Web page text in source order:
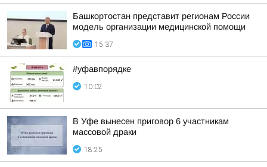
Башкортостан представит регионам России
модель организации медицинской помощи
15:37
#уфавпорядке
10:02
В Уфе вынесен приговор 6 участникам
массовой драки
18:25